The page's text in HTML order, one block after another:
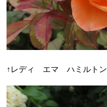
↑レディ エマ ハミルトン